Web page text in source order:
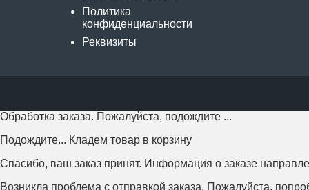
Политика
конфиденциальности
Реквизиты
Обработка заказа. Пожалуйста, подождите ...
Подождите... Кладем товар в корзину
Спасибо, ваш заказ принят. Информация о заказе
Возникла проблема с отправкой заказа. Пожалуйста,